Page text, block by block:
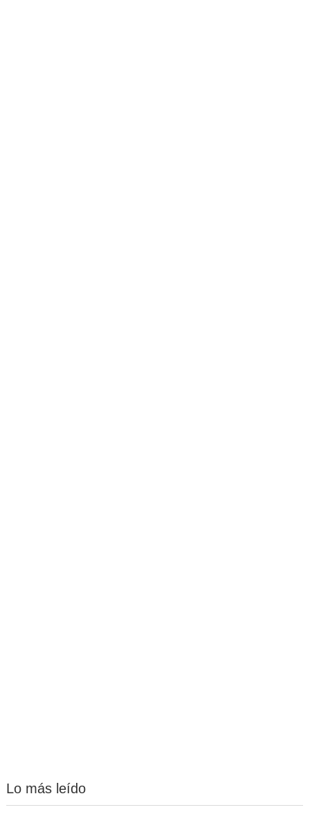
Lo más leído